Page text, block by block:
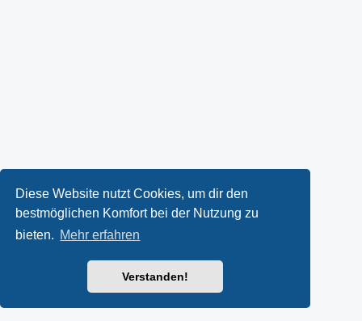
Diese Website nutzt Cookies, um dir den
bestmöglichen Komfort bei der Nutzung zu
bieten. Mehr erfahren
Verstanden!